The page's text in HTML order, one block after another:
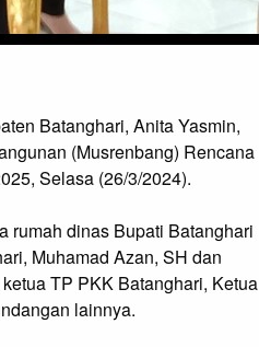
Batanghari, Anita Yasmin,
(Musrenbang) Rencana
Selasa (26/3/2024).
rumah dinas Bupati Batanghari
Muhamad Azan, SH dan
TP PKK Batanghari, Ketua
lainnya.